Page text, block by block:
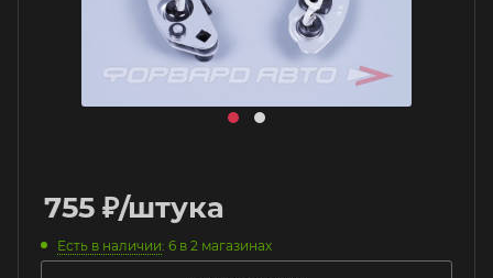
755 ₽/штука
Есть в наличии: 6 в 2 магазинах